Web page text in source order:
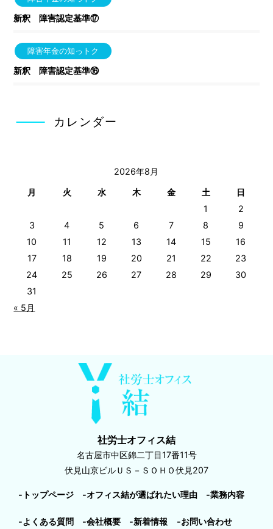
新釈 障害認定基準⑰
障害年金の知っトク
新釈 障害認定基準⑯
カレンダー
2026年8月
月
火 水 木 金 土
日
1
2
3
4 5 6 7 8
9
10
11 12 13 14 15
16
17
18 19 20 21 22
23
24
25 26 27 28 29
30
31
« 5月
社労士オフィス結
名古屋市中区錦二丁目17番11号
伏見山京ビルＵＳ－ＳＯＨＯ伏見207
-トップページ -オフィス結が選ばれたい理由 -業務内容
-よくある質問 -会社概要 -新着情報 -お問い合わせ